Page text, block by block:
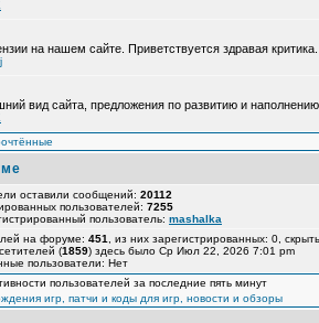
на нашем сайте. Приветствуется здравая критика.
вид сайта, предложения по развитию и
оставили сообщений: 20112
пользователей: 7255
пользователь: mashalka
на форуме: 451
, из них зарегистрированных: 0,
(1859) здесь было Ср Июл 22, 2026 7:01 pm
пользователи: Нет
пользователей за последние пять минут
игр, патчи и коды для игр, новости и обзоры